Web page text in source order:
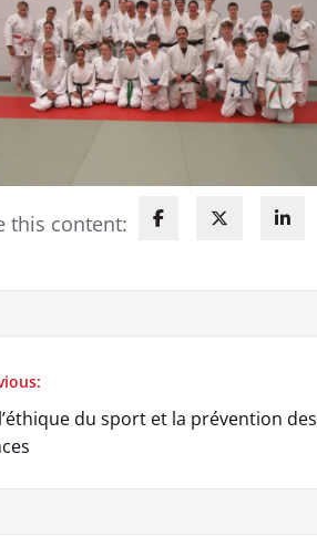
this content:
du sport et la prévention des